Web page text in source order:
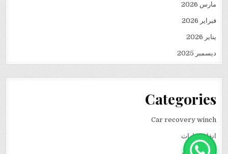
مارس 2026
فبراير 2026
يناير 2026
ديسمبر 2025
Categories
Car recovery winch
انقاذ سيارات
نقل كرفانات